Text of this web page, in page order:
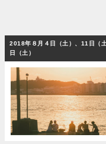
2018年８月４日（土）、11日（
日（土）